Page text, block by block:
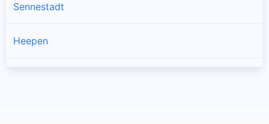
Sennestadt
Heepen